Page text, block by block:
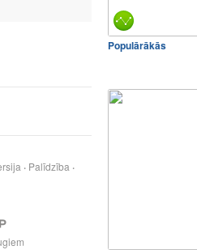
Palīdzība
Populārākās